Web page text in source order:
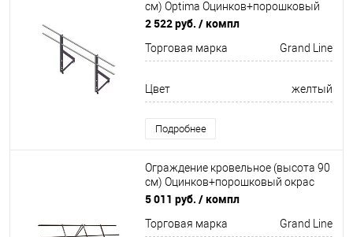
см) Optima Оцинков+порошковый
окрас 2000мм Grand Line
2 522 руб. / компл
Торговая марка Grand Line
Цвет желтый
Подробнее
Ограждение кровельное (высота 90
см) Оцинков+порошковый окрас
3000мм Grand Line
5 011 руб. / компл
Торговая марка Grand Line